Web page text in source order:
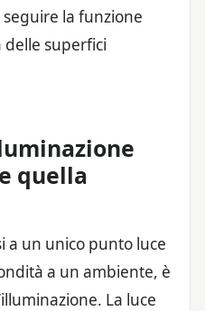
la funzione
delle superfici
quella
a un unico punto luce
a un ambiente, è
La luce